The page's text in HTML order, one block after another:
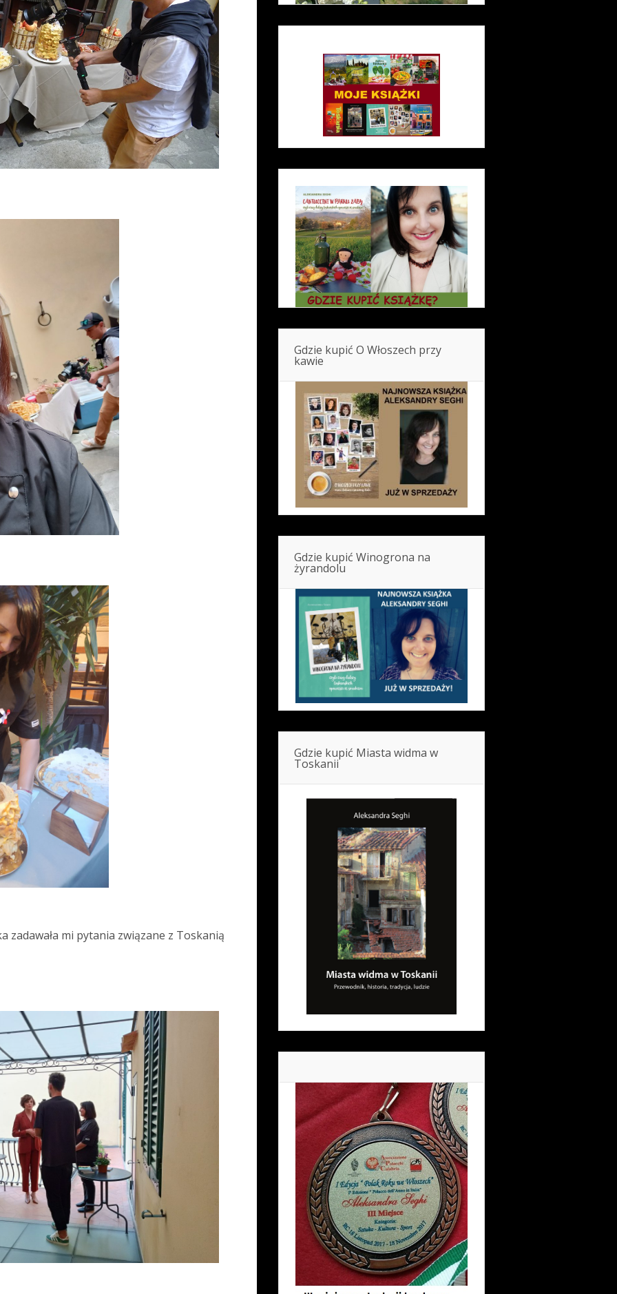
zadawała mi pytania związane z Toskanią
Gdzie kupić O Włoszech przy
kawie
Gdzie kupić Winogrona na
żyrandolu
Gdzie kupić Miasta widma w
Toskanii